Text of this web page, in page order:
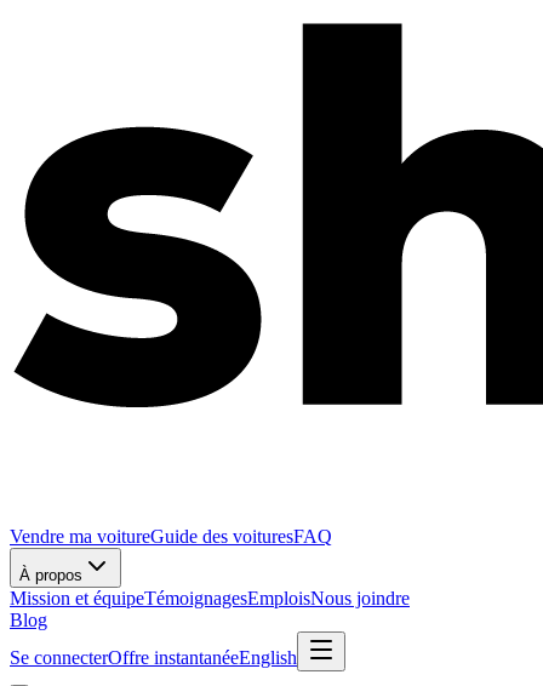
Vendre ma voitureGuide des voituresFAQ
À propos
Mission et équipeTémoignagesEmploisNous joindre
Blog
Se connecterOffre instantanéeEnglish